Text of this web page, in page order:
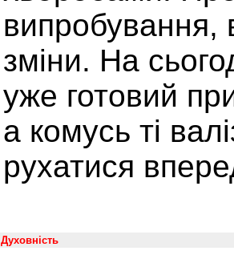
випробування,
зміни. На
уже готовий
а комусь ті
рухатися
Духовність